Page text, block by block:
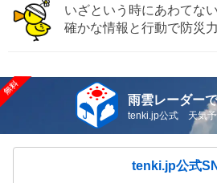
いざという時にあわてな
確かな情報と行動で防災
雨雲レーダー
tenki.jp公式 天気予
tenki.jp公式